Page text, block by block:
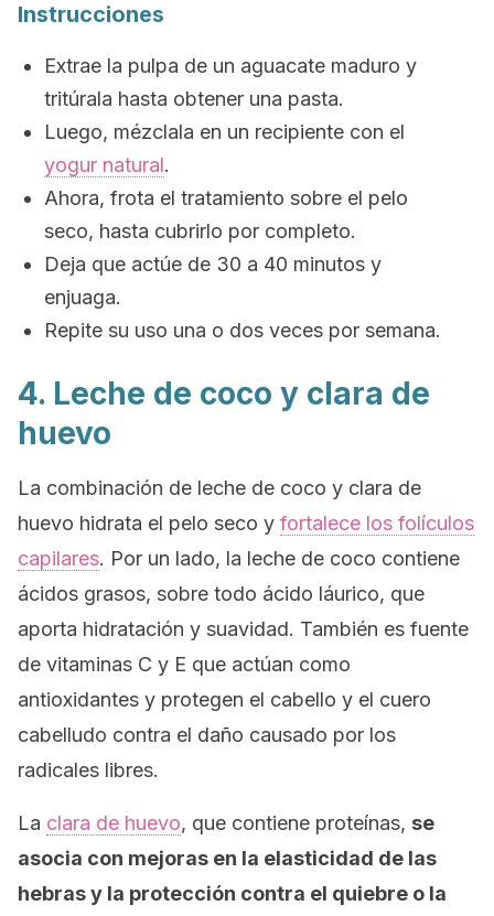
Instrucciones
Extrae la pulpa de un aguacate maduro y
tritúrala hasta obtener una pasta.
Luego, mézclala en un recipiente con el
yogur natural.
Ahora, frota el tratamiento sobre el pelo
seco, hasta cubrirlo por completo.
Deja que actúe de 30 a 40 minutos y
enjuaga.
Repite su uso una o dos veces por semana.
4. Leche de coco y clara de
huevo
La combinación de leche de coco y clara de
huevo hidrata el pelo seco y fortalece los folículos
capilares. Por un lado, la leche de coco contiene
ácidos grasos, sobre todo ácido láurico, que
aporta hidratación y suavidad. También es fuente
de vitaminas C y E que actúan como
antioxidantes y protegen el cabello y el cuero
cabelludo contra el daño causado por los
radicales libres.
La clara de huevo, que contiene proteínas, se
asocia con mejoras en la elasticidad de las
hebras y la protección contra el quiebre o la